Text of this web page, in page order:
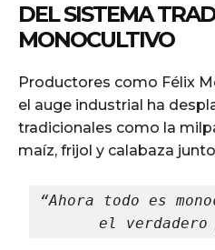
DEL SISTEMA
MONOCULTIVO
Productores como Félix
el auge industrial ha
tradicionales como la
maíz, frijol y calabaza
“Ahora todo es
el verdadero